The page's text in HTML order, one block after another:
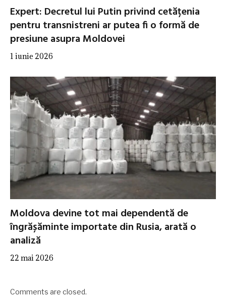
Expert: Decretul lui Putin privind cetățenia
pentru transnistreni ar putea fi o formă de
presiune asupra Moldovei
1 iunie 2026
Moldova devine tot mai dependentă de
îngrășăminte importate din Rusia, arată o
analiză
22 mai 2026
Comments are closed.